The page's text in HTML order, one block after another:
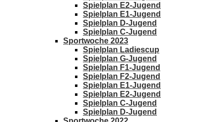
Spielplan E2-Jugend
Spielplan E1-Jugend
Spielplan D-Jugend
Spielplan C-Jugend
Sportwoche 2023
Spielplan Ladiescup
Spielplan G-Jugend
Spielplan F1-Jugend
Spielplan F2-Jugend
Spielplan E1-Jugend
Spielplan E2-Jugend
Spielplan C-Jugend
Spielplan D-Jugend